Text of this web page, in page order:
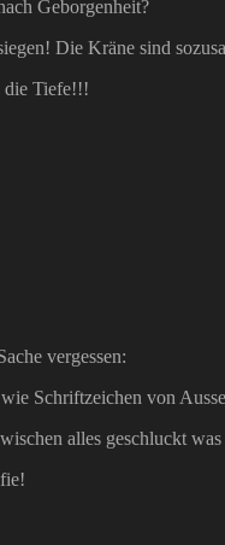
Geborgenheit?
Die Kräne sind
die Tiefe!!!
vergessen:
Schriftzeichen von
alles geschluckt